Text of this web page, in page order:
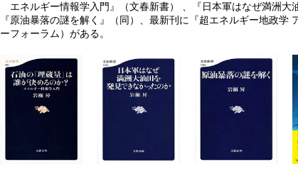
エネルギー情報学入門』（文春新書） 、『日本軍はなぜ満洲大
『原油暴落の謎を解く』（同）、最新刊に『超エネルギー地政学
ーフォーラム）がある。